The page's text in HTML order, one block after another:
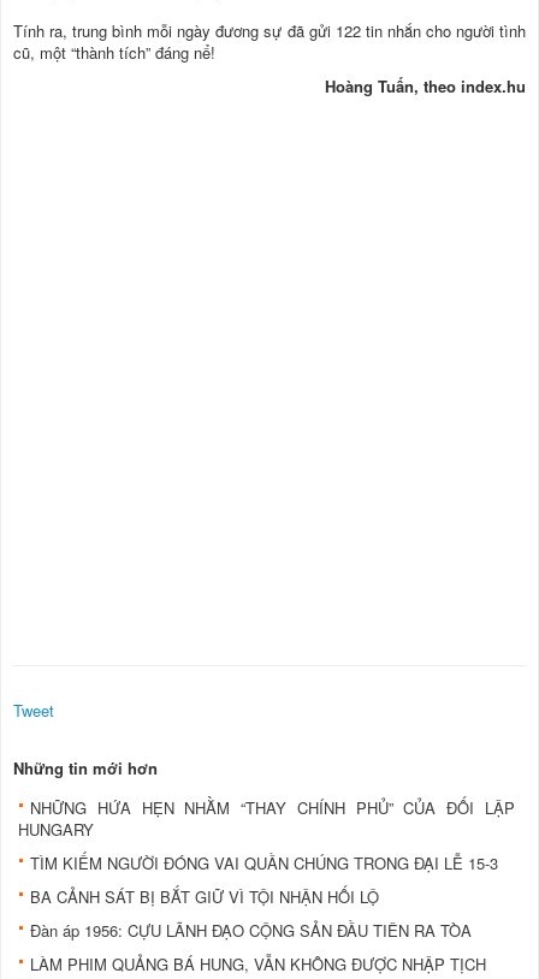
Tính ra, trung bình mỗi ngày đương sự đã gửi 122 tin nhắn cho người tình
cũ, một “thành tích” đáng nể!
Hoàng Tuấn, theo index.hu
Tweet
Những tin mới hơn
NHỮNG HỨA HẸN NHẰM “THAY CHÍNH PHỦ” CỦA ĐỐI LẬP
HUNGARY
TÌM KIẾM NGƯỜI ĐÓNG VAI QUẦN CHÚNG TRONG ĐẠI LỄ 15-3
BA CẢNH SÁT BỊ BẮT GIỮ VÌ TỘI NHẬN HỐI LỘ
Đàn áp 1956: CỰU LÃNH ĐẠO CỘNG SẢN ĐẦU TIÊN RA TÒA
LÀM PHIM QUẢNG BÁ HUNG, VẪN KHÔNG ĐƯỢC NHẬP TỊCH